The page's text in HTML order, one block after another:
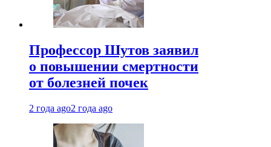
Профессор Шутов заявил
о повышении смертности
от болезней почек
2 года ago2 года ago